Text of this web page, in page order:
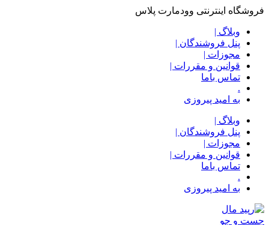
فروشگاه اینترنتی وودمارت پلاس
وبلاگ |
پنل فروشندگان |
مجوزات |
قوانین و مقررات |
تماس باما
.
به امید پیروزی
وبلاگ |
پنل فروشندگان |
مجوزات |
قوانین و مقررات |
تماس باما
.
به امید پیروزی
جست و جو